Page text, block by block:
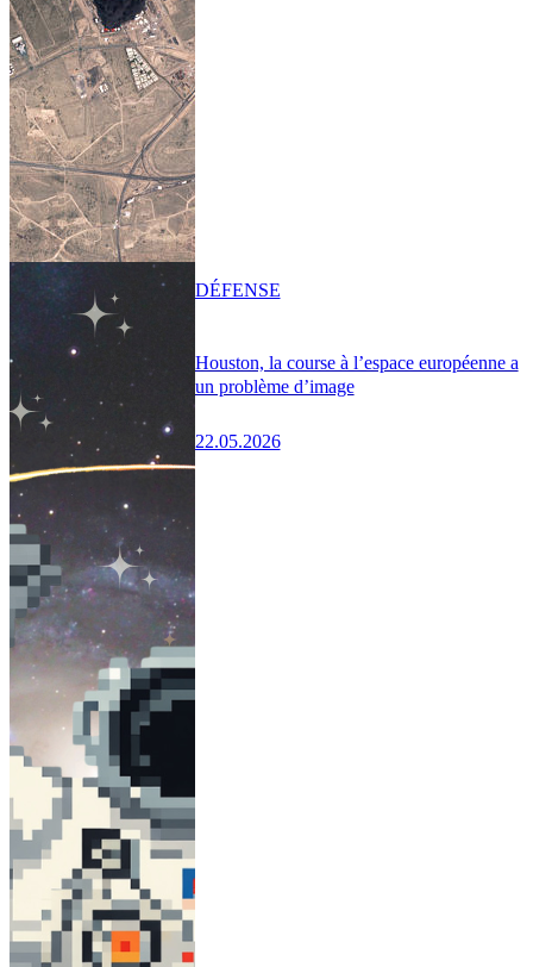
Houston, la course à l’espace européenne a
un problème d’image
22.05.2026
DÉFENSE